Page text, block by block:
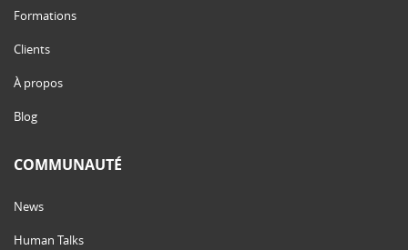
Formations
Clients
À propos
Blog
COMMUNAUTÉ
News
Human Talks